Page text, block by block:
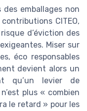
emballages non
CITEO,
d’éviction des
Miser sur
éco responsables
devient alors un
qu’un levier de
plus « combien
le retard » pour les